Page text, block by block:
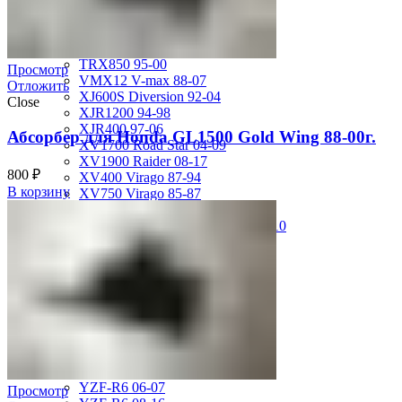
TRX850 95-00
VMX12 V-max 88-07
XJ600S Diversion 92-04
XJR1200 94-98
XJR400 97-06
XV1700 Road Star 04-09
XV1900 Raider 08-17
XV400 Virago 87-94
XV750 Virago 85-87
XVZ1300 Royal Star Venture 01-10
YZF-1000R Thunderace 96-01
YZF-R1 00-01
YZF-R1 02-03
YZF-R1 04-06
YZF-R1 07-08
YZF-R1 09-14
YZF-R1 09-15
YZF-R6 06-07
Просмотр
Отложить
Close
Абсорбер для Honda GL1500 Gold Wing 88-00г.
800 ₽
В корзину
Просмотр